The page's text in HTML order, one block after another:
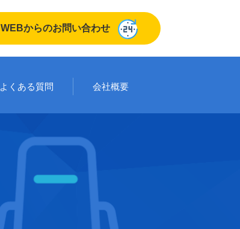
WEBからのお問い合わせ
よくある質問 会社概要